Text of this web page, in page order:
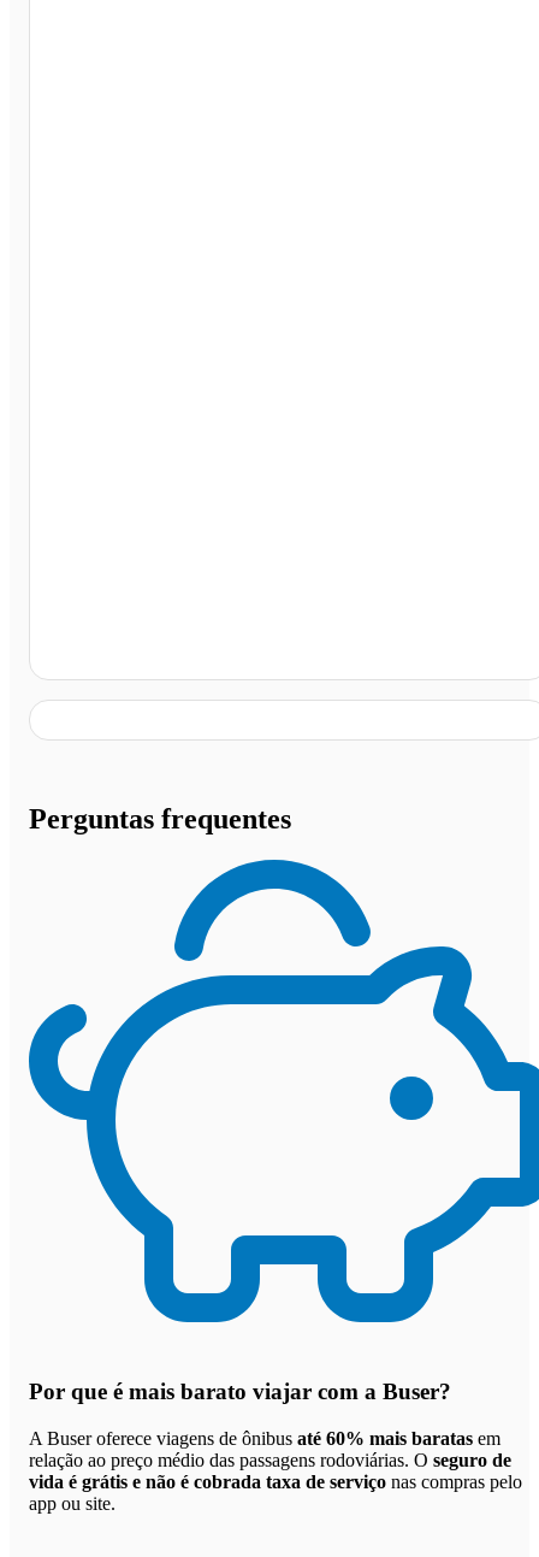
Perguntas frequentes
Por que é mais barato viajar com a Buser?
A Buser oferece viagens de ônibus até 60% mais baratas em
relação ao preço médio das passagens rodoviárias. O seguro de
vida é grátis e não é cobrada taxa de serviço nas compras pelo
app ou site.